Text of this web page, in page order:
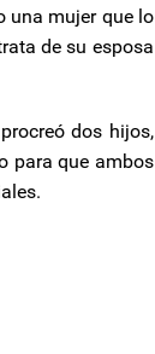
una mujer que lo
de su esposa
dos hijos,
para que ambos